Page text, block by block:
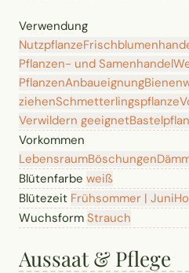
Verwendung
Nutzpflanze
Pflanzen- und Samenhandel
PflanzenAnbaueignung
ziehenSchmetterlingspflanze
Verwildern geeignet
Vorkommen
LebensraumBöschungen
Blütenfarbe weiß
Blütezeit Frühsommer | Juni
Wuchsform Strauch
Aussaat & Pflege